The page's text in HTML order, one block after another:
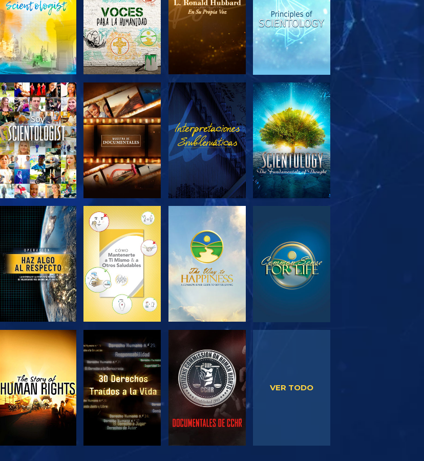
EXPLORA LAS
SERIES
EXPLORA LAS
SERIES
EXPLORA LAS
SERIES
VE
EXPLORA LAS
SERIES
EXPLORA LAS
SERIES
EXPLORA LAS
SERIES
VE VE
VER TODO